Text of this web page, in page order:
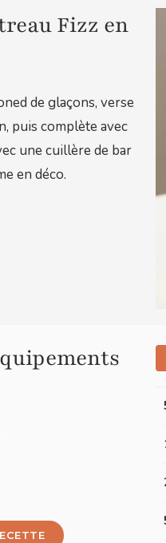
Fizz en
de glaçons, verse
puis complète avec
une cuillère de bar
en déco.